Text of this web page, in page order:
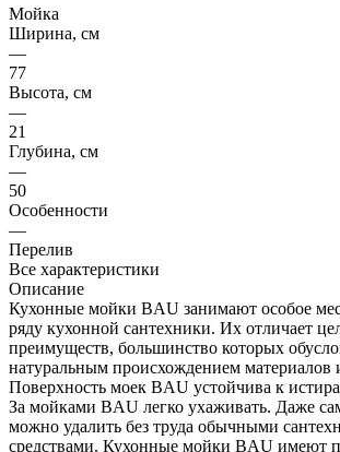
Мойка
Ширина, см
—
77
Высота, см
—
21
Глубина, см
—
50
Особенности
—
Перелив
Все характеристики
Описание
Кухонные мойки BAU занимают особое
ряду кухонной сантехники. Их отличает
преимуществ, большинство которых
натуральным происхождением материалов
Поверхность моек BAU устойчива к
За мойками BAU легко ухаживать. Даже
можно удалить без труда обычными
средствами. Кухонные мойки BAU имеют